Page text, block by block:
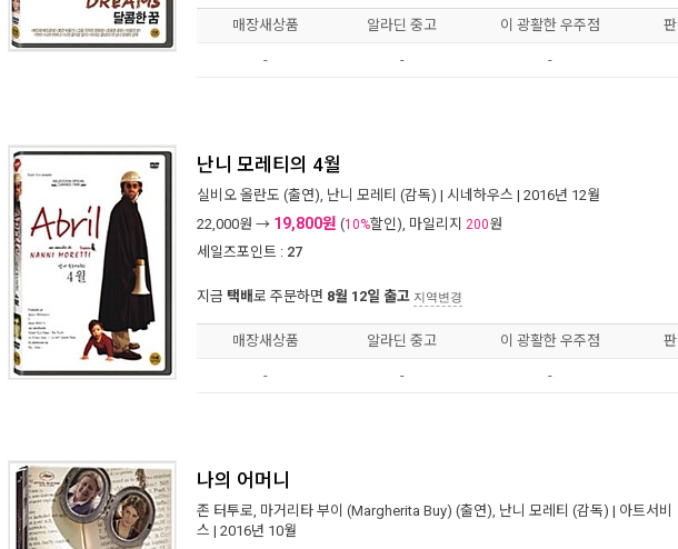
매장새상품 알라딘 중고 이 광활한 우주점
- - -
난니 모레티의 4월
실비오 올란도 (출연), 난니 모레티 (감독) | 시네하우스 | 2016년 12월
22,000원 → 19,800원 (10%할인), 마일리지 200원
세일즈포인트 : 27
지금 택배로 주문하면 8월 12일 출고 지역변경
매장새상품 알라딘 중고 이 광활한 우주점
- - -
나의 어머니
존 터투로, 마거리타 부이 (Margherita Buy) (출연), 난니 모레티 (감독) | 아트서비
스 | 2016년 10월